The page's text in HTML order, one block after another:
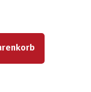
um die Anzahl zu